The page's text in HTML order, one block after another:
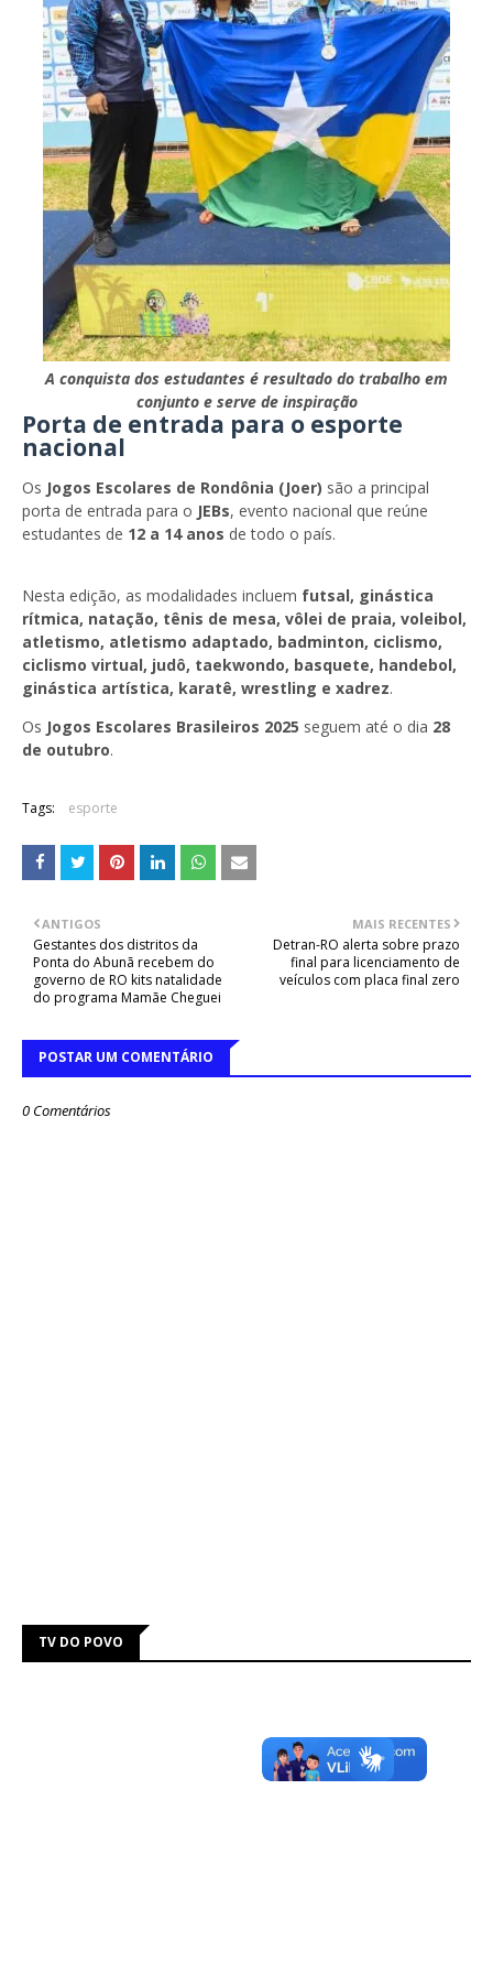
A conquista dos estudantes é resultado do trabalho em
conjunto e serve de inspiração
Porta de entrada para o esporte
nacional
Os Jogos Escolares de Rondônia (Joer) são a principal
porta de entrada para o JEBs, evento nacional que reúne
estudantes de 12 a 14 anos de todo o país.
Nesta edição, as modalidades incluem futsal, ginástica
rítmica, natação, tênis de mesa, vôlei de praia, voleibol,
atletismo, atletismo adaptado, badminton, ciclismo,
ciclismo virtual, judô, taekwondo, basquete, handebol,
ginástica artística, karatê, wrestling e xadrez.
Os Jogos Escolares Brasileiros 2025 seguem até o dia 28
de outubro.
Tags: esporte
MAIS RECENTES
Detran-RO alerta sobre prazo
final para licenciamento de
veículos com placa final zero
ANTIGOS
Gestantes dos distritos da
Ponta do Abunã recebem do
governo de RO kits natalidade
do programa Mamãe Cheguei
POSTAR UM COMENTÁRIO
0 Comentários
TV DO POVO